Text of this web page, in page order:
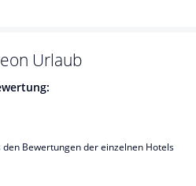
Urlaub
Bewertungen der einzelnen Hotels